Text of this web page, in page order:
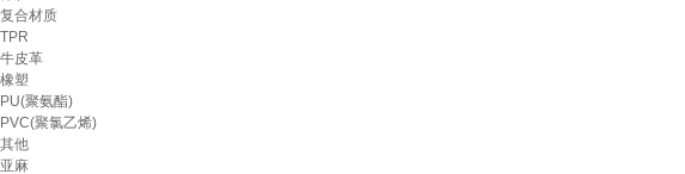
复合材质
TPR
牛皮革
橡塑
PU(聚氨酯)
PVC(聚氯乙烯)
其他
亚麻